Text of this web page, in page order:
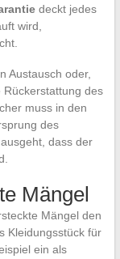
deckt jedes
wird,
Austausch oder,
des
muss in den
des
dass der
Mängel
Mängel den
Kleidungsstück für
ein als